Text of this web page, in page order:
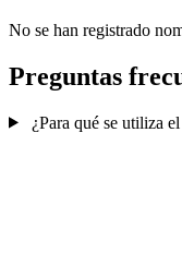
No se han registrado
Preguntas
¿Para qué se utiliza